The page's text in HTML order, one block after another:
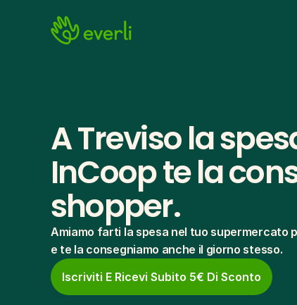
A Treviso la
InCoop te la
shopper.
Amiamo farti la spesa nel tuo supermercato
e te la consegniamo anche il giorno stesso.
Iscriviti E Ricevi Subito 5€ Di Sconto